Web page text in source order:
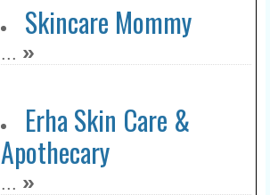
Skincare Mommy
... »
Erha Skin Care &
Apothecary
... »